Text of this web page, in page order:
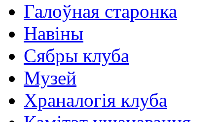
Галоўная старонка
Навіны
Сябры клуба
Музей
Храналогія клуба